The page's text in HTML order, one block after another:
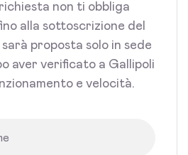
non ti obbliga
alla sottoscrizione del
proposta solo in sede
aver verificato a Gallipoli
e velocità.